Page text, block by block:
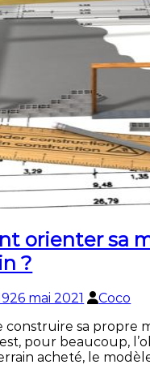
orienter sa
?
26 mai 2021
Coco
construire sa propre
pour beaucoup,
acheté, le